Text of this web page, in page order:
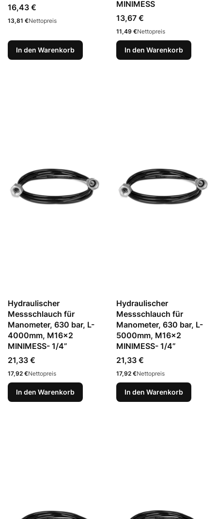
Preis
16,43 €
Preis
13,81 €Nettopreis
In den Warenkorb
MINIMESS
Preis
13,67 €
Preis
11,49 €Nettopreis
In den Warenkorb
Hydraulischer
Messschlauch für
Manometer, 630 bar, L-
4000mm, M16x2
MINIMESS- 1/4”
Preis
21,33 €
Preis
17,92 €Nettopreis
In den Warenkorb
Hydraulischer
Messschlauch für
Manometer, 630 bar, L-
5000mm, M16x2
MINIMESS- 1/4”
Preis
21,33 €
Preis
17,92 €Nettopreis
In den Warenkorb